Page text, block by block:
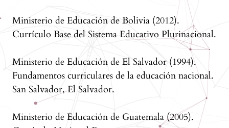
Ministerio de Educación de Bolivia (2012).
Currículo Base del Sistema Educativo Plurinacional.
Ministerio de Educación de El Salvador (1994).
Fundamentos curriculares de la educación nacional.
San Salvador, El Salvador.
Ministerio de Educación de Guatemala (2005).